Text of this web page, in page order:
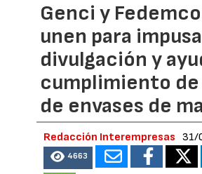
Genci y
unen para
divulgación y
cumplimiento de
de envases de
Redacción Interempresas 31/
4663